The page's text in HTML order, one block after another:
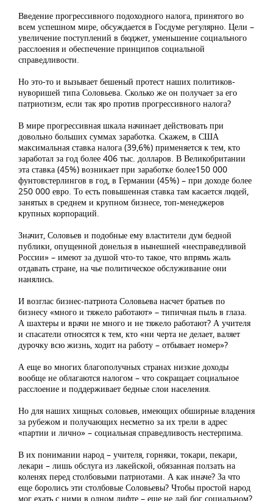
Введение прогрессивного подоходного налога, принятого во
всем успешном мире, обсуждается в Госдуме регулярно. Цели –
увеличение поступлений в бюджет, уменьшение социального
расслоения и обеспечение принципов социальной
справедливости.
Но это-то и вызывает бешеный протест наших политиков-
нуворишей типа Соловьева. Сколько же он получает за его
патриотизм, если так яро против прогрессивного налога?
В мире прогрессивная шкала начинает действовать при
довольно больших суммах заработка. Скажем, в США
максимальная ставка налога (39,6%) применяется к тем, кто
заработал за год более 406 тыс. долларов. В Великобритании
эта ставка (45%) возникает при заработке более150 000
фунтовстерлингов в год, в Германии (45%) – при доходе более
250 000 евро. То есть повышенная ставка там касается людей,
занятых в среднем и крупном бизнесе, топ-менеджеров
крупных корпораций.
Значит, Соловьев и подобные ему властители дум бедной
публики, опущенной донельзя в нынешней «несправедливой
России» – имеют за душой что-то такое, что впрямь жаль
отдавать стране, на чье политическое обслуживание они
нанялись.
И возглас бизнес-патриота Соловьева насчет братьев по
бизнесу «много и тяжело работают» – типичная пыль в глаза.
А шахтеры и врачи не много и не тяжело работают? А учителя
и спасатели относятся к тем, кто «ни черта не делает, валяет
дурочку всю жизнь, ходит на работу – отбывает номер»?
А еще во многих благополучных странах низкие доходы
вообще не облагаются налогом – что сокращает социальное
расслоение и поддерживает бедные слои населения.
Но для наших хищных соловьев, имеющих обширные владения
за рубежом и получающих несметно за их трели в адрес
«партии и лично» – социальная справедливость нестерпима.
В их понимании народ – учителя, горняки, токари, пекари,
лекари – лишь обслуга из лакейской, обязанная ползать на
коленях перед столбовыми патриотами. А как иначе? За что
еще боролись эти столбовые Соловьевы? Чтобы простой народ
мог ехать с ними в одном лифте – еще не дай бог социальном?